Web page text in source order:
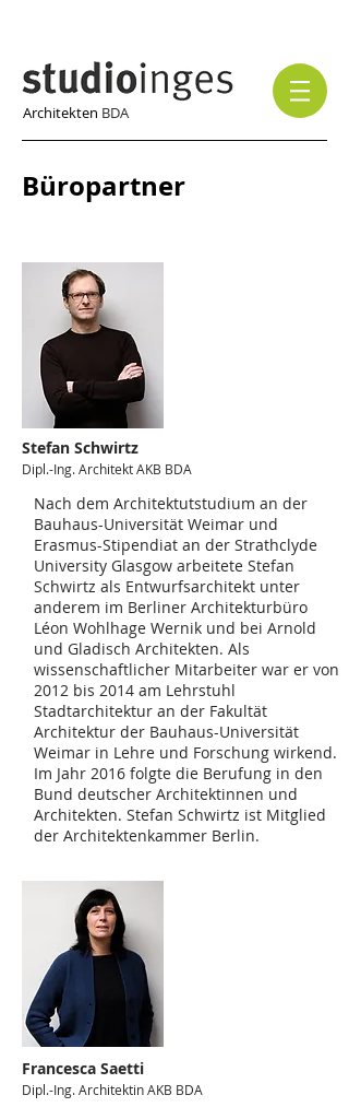
Architekten BDA
Büropartner
Stefan Schwirtz
Dipl.-Ing. Architekt AKB BDA
Nach dem Architektutstudium an der
Bauhaus-Universität Weimar und
Erasmus-Stipendiat an der Strathclyde
University Glasgow arbeitete Stefan
Schwirtz als Entwurfsarchitekt unter
anderem im Berliner Architekturbüro
Léon Wohlhage Wernik und bei Arnold
und Gladisch Architekten. Als
wissenschaftlicher Mitarbeiter war er von
2012 bis 2014 am Lehrstuhl
Stadtarchitektur an der Fakultät
Architektur der Bauhaus-Universität
Weimar in Lehre und Forschung wirkend.
Im Jahr 2016 folgte die Berufung in den
Bund deutscher Architektinnen und
Architekten. Stefan Schwirtz ist Mitglied
der Architektenkammer Berlin.
Francesca Saetti
Dipl.-Ing. ArchitektinAKB BDA